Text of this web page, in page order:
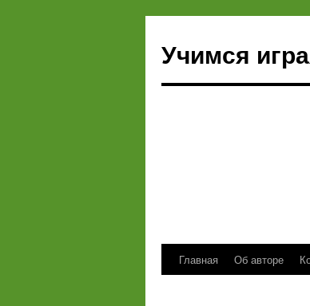
Учимся
Перейти
Главная Об авторе